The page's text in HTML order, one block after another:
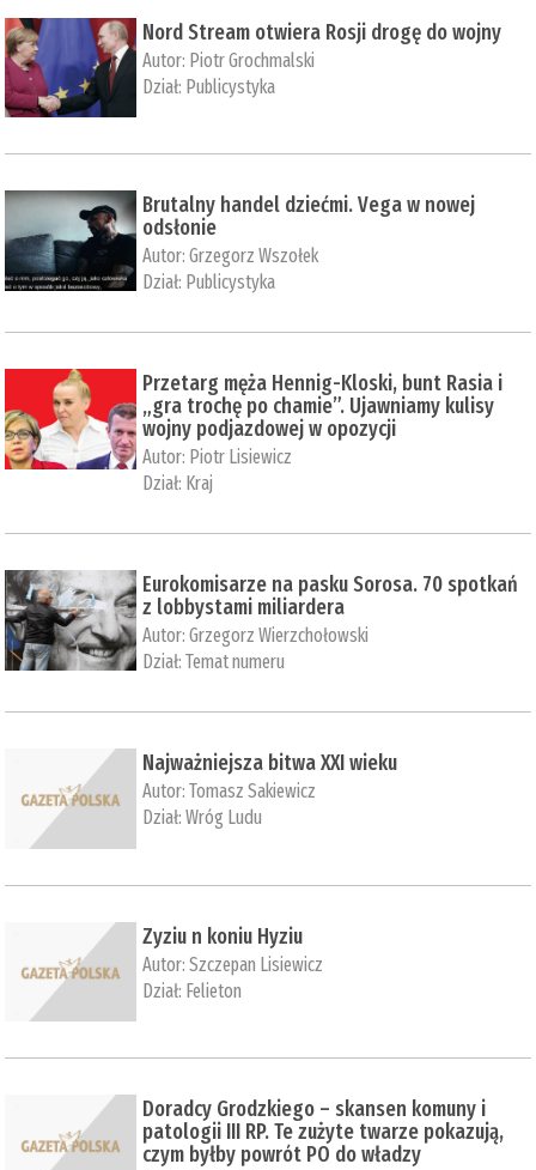
Nord Stream otwiera Rosji drogę do wojny
Autor: Piotr Grochmalski
Dział: Publicystyka
Brutalny handel dziećmi. Vega w nowej
odsłonie
Autor:Grzegorz Wszołek
Dział: Publicystyka
Przetarg męża Hennig-Kloski, bunt Rasia i
„gra trochę po chamie”. Ujawniamy kulisy
wojny podjazdowej w opozycji
Autor: Piotr Lisiewicz
Dział: Kraj
Eurokomisarze na pasku Sorosa. 70 spotkań
z lobbystami miliardera
Autor:Grzegorz Wierzchołowski
Dział:Temat numeru
Najważniejsza bitwa XXI wieku
Autor:Tomasz Sakiewicz
Dział:Wróg Ludu
Zyziu n koniu Hyziu
Autor:Szczepan Lisiewicz
Dział: Felieton
Doradcy Grodzkiego – skansen komuny i
patologii III RP. Te zużyte twarze pokazują,
czym byłby powrót PO do władzy